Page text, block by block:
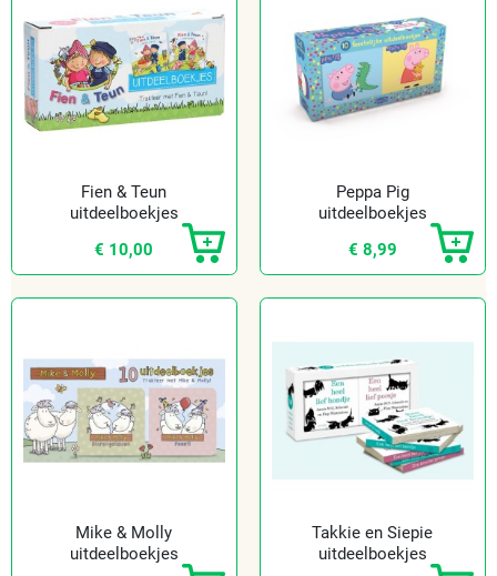
Fien & Teun
uitdeelboekjes
€ 10,00
Peppa Pig
uitdeelboekjes
€ 8,99
Mike & Molly
uitdeelboekjes
Takkie en Siepie
uitdeelboekjes